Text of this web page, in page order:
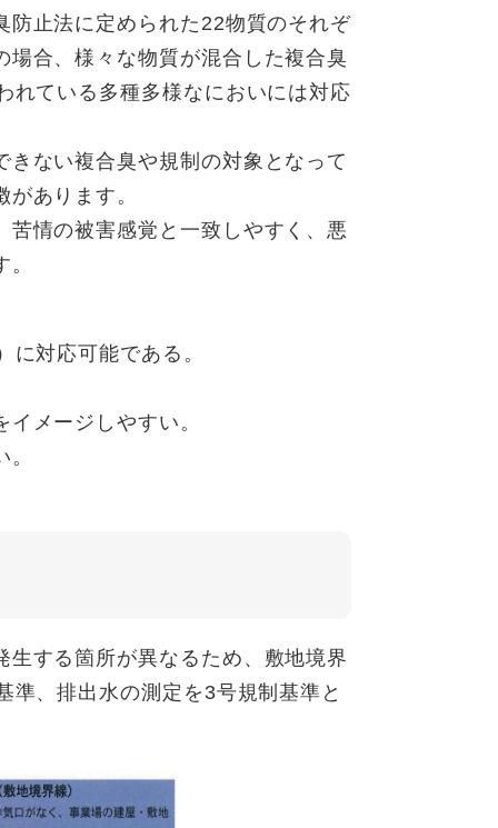
止法に定められた22物質のそれぞ
合、様々な物質が混合した複合臭
れている多種多様なにおいには対応
ない複合臭や規制の対象となって
あります。
情の被害感覚と一致しやすく、悪
対応可能である。
メージしやすい。
する箇所が異なるため、敷地境界
準、排出水の測定を3号規制基準と